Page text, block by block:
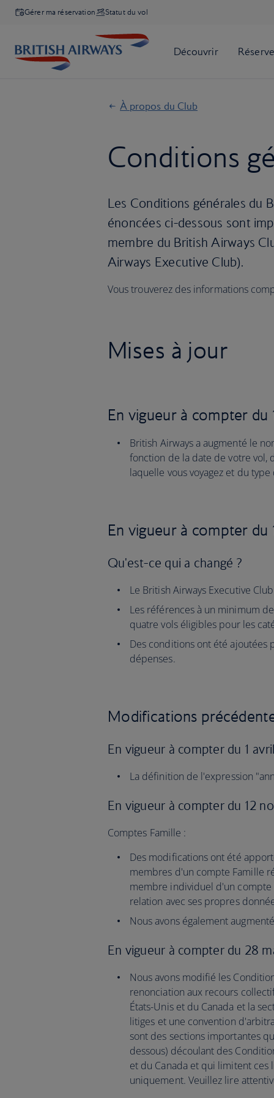
Gérer ma réservation Statut du vol
À propos du Club
Conditions
Les Conditions générales du
énoncées ci-dessous sont
membre du British Airways
Airways Executive Club).
Vous trouverez des informations
Mises à jour
En vigueur à compter
British Airways a augmenté le
fonction de la date de votre vol,
laquelle vous voyagez et du
En vigueur à compter du
Qu'est-ce qui a changé ?
Le British Airways Executive
Les références à un minimum
quatre vols éligibles pour les
Des conditions ont été
dépenses.
Modifications
En vigueur à compter du 1
La définition de l'expression
En vigueur à compter du 12
Comptes Famille :
Des modifications ont été
membres d'un compte Famille
membre individuel d'un
relation avec ses propres
Nous avons également
En vigueur à compter du 28
Nous avons modifié les
renonciation aux recours
États-Unis et du Canada et la
litiges et une convention
sont des sections importantes
dessous) découlant des
et du Canada et qui limitent ces
uniquement. Veuillez lire